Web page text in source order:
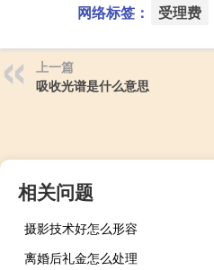
网络标签： 受理费
上一篇
吸收光谱是什么意思
相关问题
摄影技术好怎么形容
离婚后礼金怎么处理